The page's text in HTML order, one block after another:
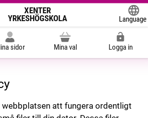
XENTER
YRKESHÖGSKOLA
Language
sidor Mina val Logga in
webbplatsen att fungera ordentligt